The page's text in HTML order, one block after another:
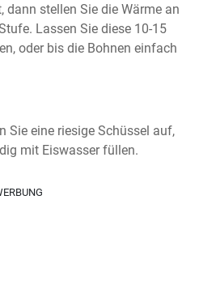
dann stellen Sie die Wärme an
Lassen Sie diese 10-15
oder bis die Bohnen einfach
Sie eine riesige Schüssel auf,
mit Eiswasser füllen.